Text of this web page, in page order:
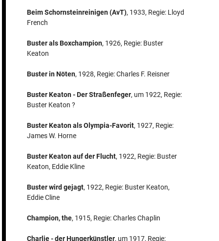
Beim Schornsteinreinigen (AvT), 1933, Regie: Lloyd
French
Buster als Boxchampion, 1926, Regie: Buster
Keaton
Buster in Nöten, 1928, Regie: Charles F. Reisner
Buster Keaton - Der Straßenfeger, um 1922, Regie:
Buster Keaton ?
Buster Keaton als Olympia-Favorit, 1927, Regie:
James W. Horne
Buster Keaton auf der Flucht, 1922, Regie: Buster
Keaton, Eddie Kline
Buster wird gejagt, 1922, Regie: Buster Keaton,
Eddie Cline
Champion, the, 1915, Regie: Charles Chaplin
Charlie - der Hungerkünstler, um 1917, Regie: